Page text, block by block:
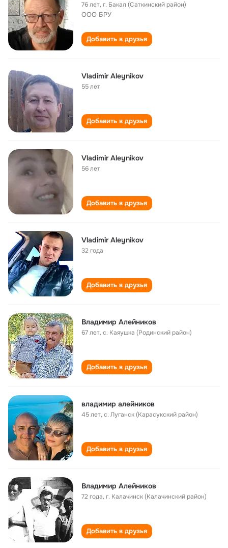
76 лет,г. Бакал (Саткинский район)
ООО БРУ
Добавить в друзья
Vladimir Aleynikov
55 лет
Добавить в друзья
Vladimir Aleynikov
56 лет
Добавить в друзья
Vladimir Aleynikov
32 года
Добавить в друзья
Владимир Алейников
67 лет,с. Каяушка (Родинский район)
Добавить в друзья
владимир алейников
45 лет,с. Луганск (Карасукский район)
Добавить в друзья
Владимир Алейников
72 года,г. Калачинск (Калачинский район)
Добавить в друзья